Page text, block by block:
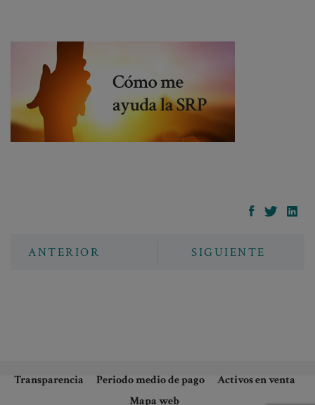
ANTERIOR SIGUIENTE
Transparencia Periodo medio de pago
Activos en venta
Mapa web